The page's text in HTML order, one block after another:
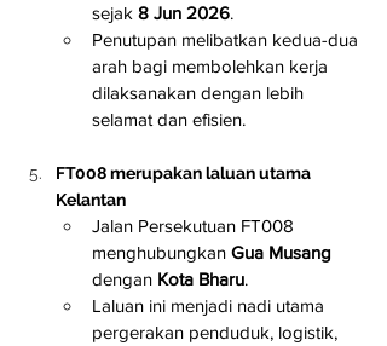
sejak 8 Jun 2026.
Penutupan melibatkan kedua-dua
arah bagi membolehkan kerja
dilaksanakan dengan lebih
selamat dan efisien.
FT008 merupakan laluan utama
Kelantan
Jalan Persekutuan FT008
menghubungkan Gua Musang
dengan Kota Bharu.
Laluan ini menjadi nadi utama
pergerakan penduduk, logistik,